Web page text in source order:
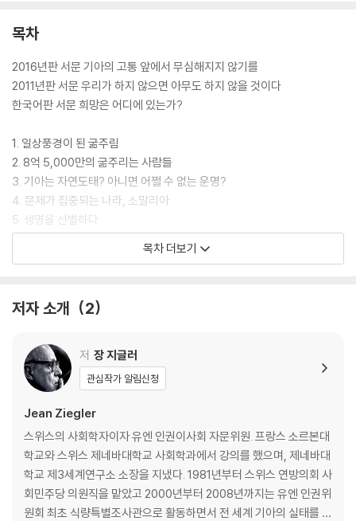
목차
2016년판 서문 기아의 고통 앞에서 무심해지지 않기를
2011년판 서문 우리가 하지 않으면 아무도 하지 않을 것이다
한국어판 서문 희망은 어디에 있는가?
1. 일상풍경이 된 굶주림
2. 8억 5,000만의 굶주리는 사람들
3. 기아는 자연도태? 아니면 어쩔 수 없는 운명?
4. 문제가 집중되는 나라, 소말리아
5. 생명을 선별하다
6. 긴급구호로 문제해결?
7. 부자들의 쓰레기는 가난한 사람들의 먹을거리
10. 소는 배를 채우고, 사람은 굶는다?
12. 세계에서 식량을 가장 쓸모없게 만드는 남자
13. 기아에 관해 가르치지 않는 학교
14. 설상가상의 전쟁
15. 무기로 변한 기아
16. 기아를 악용하는 국제기업
17. 국가 테러의 도구가 된 기아
18. 사막화로 인한 환경난민
19. 삼림 파괴
20. 사막화 대처에 430억 달러?
목차 더보기
저자 소개 2
저 장 지글러
관심작가 알림신청
Jean Ziegler
스위스의 사회학자이자 유엔 인권이사회 자문위원. 프랑스 소르본대
학교와 스위스 제네바대학교 사회학과에서 강의를 했으며, 제네바대
학교 제3세계연구소 소장을 지냈다. 1981년부터 스위스 연방의회 사
회민주당 의원직을 맡았고 2000년부터 2008년까지는 유엔 인권위
원회 최초 식량특별조사관으로 활동하면서 전 세계 기아의 실태를 파